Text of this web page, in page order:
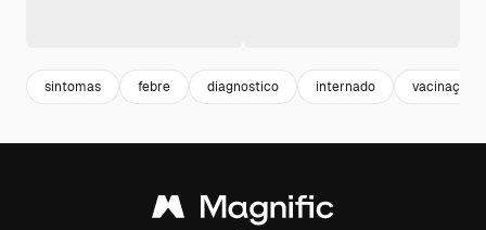
sintomas febre diagnostico internado vacinação